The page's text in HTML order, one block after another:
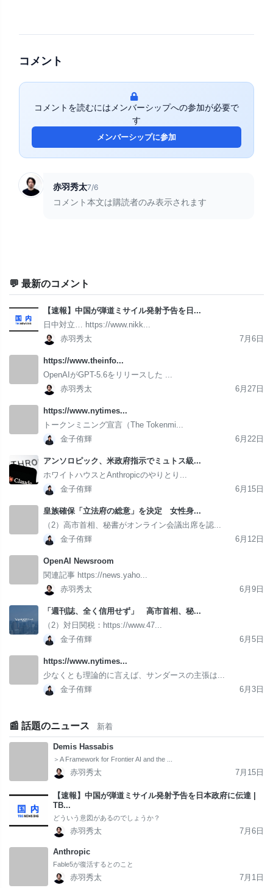
コメント
コメントを読むにはメンバーシップへの参加が必要で
す
メンバーシップに参加
赤羽秀太7/6
コメント本文は購読者のみ表示されます
💬 最新のコメント
【速報】中国が弾道ミサイル発射予告を日...
日中対立… https://www.nikk...
赤羽秀太
7月6日
https://www.theinfo...
OpenAIがGPT-5.6をリリースした ...
赤羽秀太
6月27日
https://www.nytimes...
トークンミニング宣言（The Tokenmi...
金子侑輝
6月22日
アンソロピック、米政府指示でミュトス級...
ホワイトハウスとAnthropicのやりとり...
金子侑輝
6月15日
皇族確保「立法府の総意」を決定 女性身...
（2）高市首相、秘書がオンライン会議出席を認...
金子侑輝
6月12日
OpenAI Newsroom
関連記事 https://news.yaho...
赤羽秀太
6月9日
「週刊誌、全く信用せず」 高市首相、秘...
（2）対日関税：https://www.47...
金子侑輝
6月5日
https://www.nytimes...
少なくとも理論的に言えば、サンダースの主張は...
金子侑輝
6月3日
📰 話題のニュース 新着
Demis Hassabis
＞A Framework for Frontier AI and the ...
赤羽秀太 7月15日
【速報】中国が弾道ミサイル発射予告を日本政府に伝達 |
TB...
どういう意図があるのでしょうか？
赤羽秀太 7月6日
Anthropic
Fable5が復活するとのこと
赤羽秀太 7月1日